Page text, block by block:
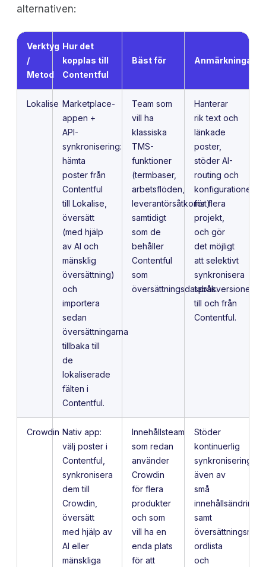
alternativen:
Verktyg
/
Metod
Hur det
kopplas till
Contentful
Bäst för Anmärkningar
Lokalise Marketplace-
appen +
API-
synkronisering:
hämta
poster från
Contentful
till Lokalise,
översätt
(med hjälp
av AI och
mänsklig
översättning)
och
importera
sedan
översättningarna
tillbaka till
de
lokaliserade
fälten i
Contentful.
Team som
vill ha
klassiska
TMS-
funktioner
(termbaser,
arbetsflöden,
leverantörsåtkomst)
samtidigt
som de
behåller
Contentful
som
översättningsdatabas.
Hanterar
rik text och
länkade
poster,
stöder AI-
routing och
konfigurationer
för flera
projekt,
och gör
det möjligt
att selektivt
synkronisera
språkversioner
till och från
Contentful.
Crowdin Nativ app:
välj poster i
Contentful,
synkronisera
dem till
Crowdin,
översätt
med hjälp av
AI eller
mänskliga
Innehållsteam
som redan
använder
Crowdin
för flera
produkter
och som
vill ha en
enda plats
för att
Stöder
kontinuerlig
synkronisering
även av
små
samt
ordlista
och